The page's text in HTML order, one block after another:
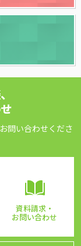
問い合わせくださ
資料請求・
お問い合わせ